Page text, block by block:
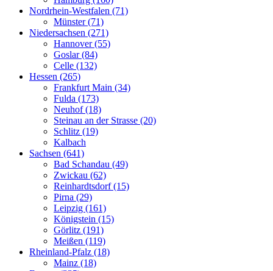
Nordrhein-Westfalen (71)
Münster (71)
Niedersachsen (271)
Hannover (55)
Goslar (84)
Celle (132)
Hessen (265)
Frankfurt Main (34)
Fulda (173)
Neuhof (18)
Steinau an der Strasse (20)
Schlitz (19)
Kalbach
Sachsen (641)
Bad Schandau (49)
Zwickau (62)
Reinhardtsdorf (15)
Pirna (29)
Leipzig (161)
Königstein (15)
Görlitz (191)
Meißen (119)
Rheinland-Pfalz (18)
Mainz (18)